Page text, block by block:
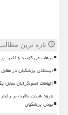
تازه ترین
ترهات می گویند و افترا
ایستادن پزشکیان در
اتهامات اصولگرایان
ورود هیئت نظارت بر
بودن پزشکیان